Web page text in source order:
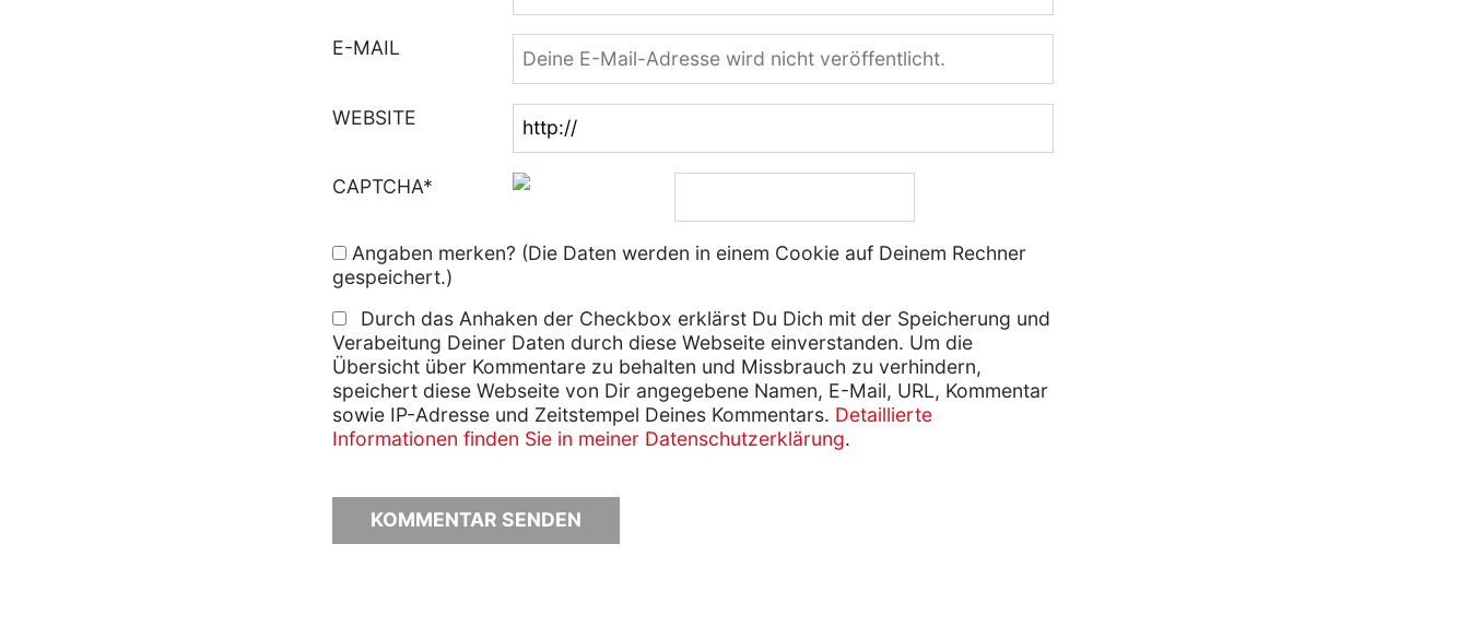
E-MAIL
WEBSITE
CAPTCHA*
Angaben merken? (Die Daten werden in einem Cookie auf Deinem Rechner
gespeichert.)
Durch das Anhaken der Checkbox erklärst Du Dich mit der Speicherung und
Verabeitung Deiner Daten durch diese Webseite einverstanden. Um die
Übersicht über Kommentare zu behalten und Missbrauch zu verhindern,
speichert diese Webseite von Dir angegebene Namen, E-Mail, URL, Kommentar
sowie IP-Adresse und Zeitstempel Deines Kommentars. Detaillierte
Informationen finden Sie in meiner Datenschutzerklärung.